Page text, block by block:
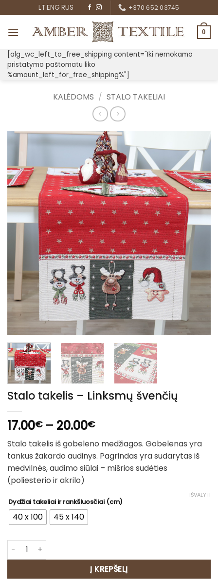
to
content
LT ENG RUS +370 652 03745
0
[alg_wc_left_to_free_shipping content="Iki nemokamo
pristatymo paštomatu liko
%amount_left_for_free_shipping%"]
KALĖDOMS / STALO TAKELIAI
Stalo takelis – Linksmų švenčių
17.00€ – 20.00€Price
range:
17.00€
through
20.00€
Stalo takelis iš gobeleno medžiagos. Gobelenas yra
tankus žakardo audinys. Pagrindas yra sudarytas iš
medvilnės, audimo siūlai – mišrios sudėties
(poliesterio ir akrilo)
Dydžiai takeliai ir rankšluosčiai (cm)
40 x 100 45 x 140
IŠVALYTI
produkto kiekis: Stalo takelis - Linksmų švenčių
Į KREPŠELĮ